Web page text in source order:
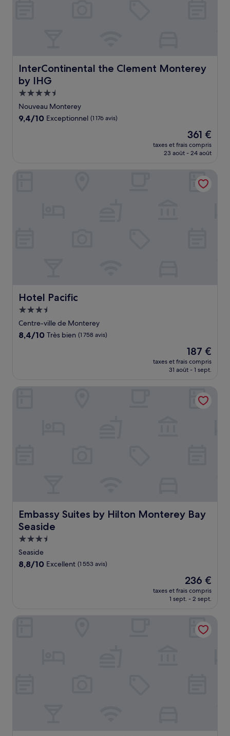
InterContinental the Clement Monterey
by IHG
InterContinental the Clement Monterey by IHG
Hébergement
4.5 étoiles
Nouveau Monterey
9.4
9,4/10 Exceptionnel (1 176 avis)
Le
nouveau
prix
de
361 €
361 €
taxes et frais compris
23 août - 24 août
Hotel Pacific
Hotel Pacific
Hébergement
3.5 étoiles
Centre-ville de Monterey
8.4
8,4/10 Très bien (1 758 avis)
Le
nouveau
prix
de
187 €
187 €
taxes et frais compris
31 août - 1 sept.
Embassy Suites by Hilton Monterey Bay
Seaside
Embassy Suites by Hilton Monterey Bay Seaside
Hébergement
3.5 étoiles
Seaside
8.8
8,8/10 Excellent (1 553 avis)
Le
nouveau
prix
de
236 €
236 €
taxes et frais compris
1 sept. - 2 sept.